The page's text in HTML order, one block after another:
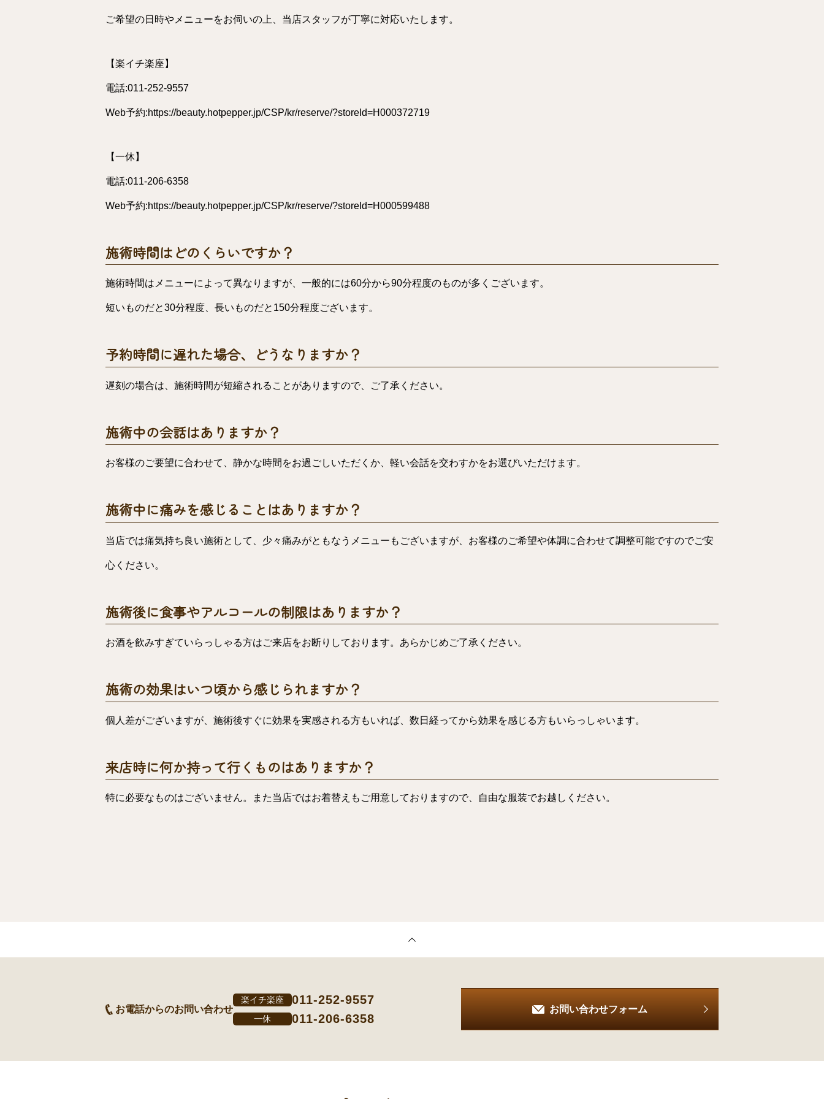
ご希望の日時やメニューをお伺いの上、当店スタッフが丁寧に対応いたします。
【楽イチ楽座】
電話:011-252-9557
Web予約:https://beauty.hotpepper.jp/CSP/kr/reserve/?storeId=H000372719
【一休】
電話:011-206-6358
Web予約:https://beauty.hotpepper.jp/CSP/kr/reserve/?storeId=H000599488
施術時間はどのくらいですか？
施術時間はメニューによって異なりますが、一般的には60分から90分程度のものが多くございます。
短いものだと30分程度、長いものだと150分程度ございます。
予約時間に遅れた場合、どうなりますか？
遅刻の場合は、施術時間が短縮されることがありますので、ご了承ください。
施術中の会話はありますか？
お客様のご要望に合わせて、静かな時間をお過ごしいただくか、軽い会話を交わすかをお選びいただけます。
施術中に痛みを感じることはありますか？
当店では痛気持ち良い施術として、少々痛みがともなうメニューもございますが、お客様のご希望や体調に合わせて調整可能ですのでご安
心ください。
施術後に食事やアルコールの制限はありますか？
お酒を飲みすぎていらっしゃる方はご来店をお断りしております。あらかじめご了承ください。
施術の効果はいつ頃から感じられますか？
個人差がございますが、施術後すぐに効果を実感される方もいれば、数日経ってから効果を感じる方もいらっしゃいます。
来店時に何か持って行くものはありますか？
特に必要なものはございません。また当店ではお着替えもご用意しておりますので、自由な服装でお越しください。
お電話からのお問い合わせ
楽イチ楽座 011-252-9557
一休 011-206-6358
お問い合わせフォーム